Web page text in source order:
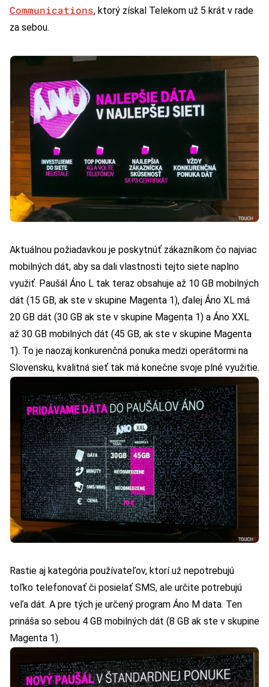
Communications, ktorý získal Telekom už 5 krát v rade
za sebou.
Aktuálnou požiadavkou je poskytnúť zákazníkom čo najviac
mobilných dát, aby sa dali vlastnosti tejto siete naplno
využiť. Paušál Áno L tak teraz obsahuje až 10 GB mobilných
dát (15 GB, ak ste v skupine Magenta 1), ďalej Áno XL má
20 GB dát (30 GB ak ste v skupine Magenta 1) a Áno XXL
až 30 GB mobilných dát (45 GB, ak ste v skupine Magenta
1). To je naozaj konkurenčná ponuka medzi operátormi na
Slovensku, kvalitná sieť tak má konečne svoje plné využitie.
Rastie aj kategória používateľov, ktorí už nepotrebujú
toľko telefonovať či posielať SMS, ale určite potrebujú
veľa dát. A pre tých je určený program Áno M data. Ten
prináša so sebou 4 GB mobilných dát (8 GB ak ste v skupine
Magenta 1).